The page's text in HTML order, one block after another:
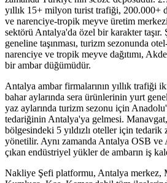
yıllık 15+ milyon turist trafiği, 200.000+
ve narenciye-tropik meyve üretim
sektörü Antalya'da özel bir karakter
geneline taşınması, turizm sezonunda
narenciye ve tropik meyve dağıtımı,
bir ambar düğümüdür.
Antalya ambar firmalarının yıllık trafiği
bahar aylarında sera ürünlerinin yurt
yaz aylarında turizm sezonu için
tedariğinin Antalya'ya gelmesi.
bölgesindeki 5 yıldızlı oteller için
yönetilir. Aynı zamanda Antalya OSB ve
çıkan endüstriyel yükler de ambarın iş
Nakliye Şefi platformu, Antalya merkez,